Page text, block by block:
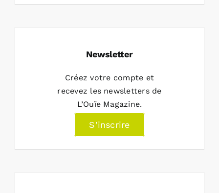
Newsletter
Créez votre compte et
recevez les newsletters de
L’Ouïe Magazine.
S’inscrire